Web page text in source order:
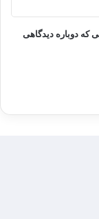
که دوباره دیدگاهی